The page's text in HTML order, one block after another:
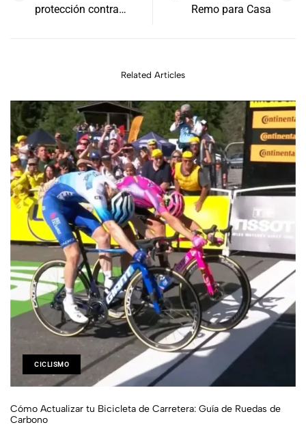
protección contra
Remo para Casa
Related Articles
CICLISMO
Cómo Actualizar tu Bicicleta de Carretera: Guía de Ruedas de
Carbono